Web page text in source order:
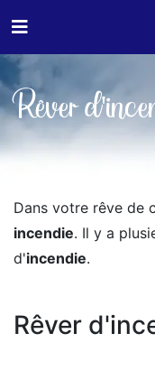
Rêver
Dans votre rêve de
incendie. Il y a
d'incendie.
Rêver